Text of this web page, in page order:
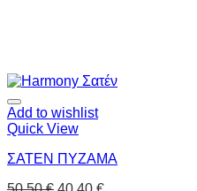
Add to wishlist
Quick View
ΣΑΤΕΝ ΠΥΖΑΜΑ